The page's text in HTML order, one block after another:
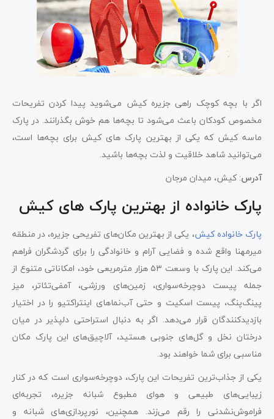
اگر با بچه کوچک راهی جزیره کیش می‌شوید پیدا کردن تفریحات
مخصوص کودکان باعث می‌شود تا بچه‌ها هم خوش بگذرانند. در پارک
ماسه کیش که یکی از بهترین پارک های کیش برای بچه‌ها است،
می‌توانید شاهد خلاقیت و لذت بچه‌ها باشید.
آدرس: کیش، میدان مرجان
پارک خانواده از بهترین پارک های کیش
پارک خانواده کیش، یکی از بهترین مکان‌های تفریحی جزیره، در منطقه
میرمهنا واقع شده و فضایی آرام و خانوادگی را برای گردشگران فراهم
می‌کند. این پارک با وسعت ۵۳ هزار مترمربعی خود، امکاناتی متنوع از
جمله پیست دوچرخه‌سواری، زمین‌های ورزشی، آمفی‌تئاتر، میز
پینگ‌پنگ، پیست اسکیت و حتی آب‌نماهای اینتراکتیو را در اختیار
بازدیدکنندگان قرار می‌دهد. اگر به دنبال استراحتی دلپذیر در میان
درختان نخل و گل‌های جنوبی هستید، آلاچیق‌های این پارک مکان
مناسبی برای شما خواهند بود.
یکی از جذاب‌ترین تفریحات این پارک، دوچرخه‌سواری است که در کنار
زیبایی‌های طبیعی و هوای مطبوع شبانه جزیره، تجربه‌ای
فراموش‌نشدنی را رقم می‌زند. همچنین، نورپردازی‌های شبانه و